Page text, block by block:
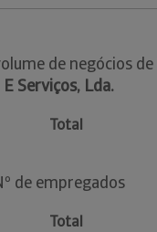
de negócios de
Serviços, Lda.
Total
de empregados
Total